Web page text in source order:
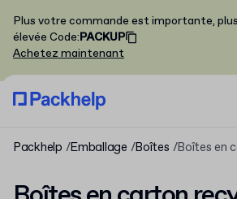
Plus votre commande est importante,
élevée Code:PACKUP
Achetez maintenant
Packhelp Emballage Boîtes Boîtes en